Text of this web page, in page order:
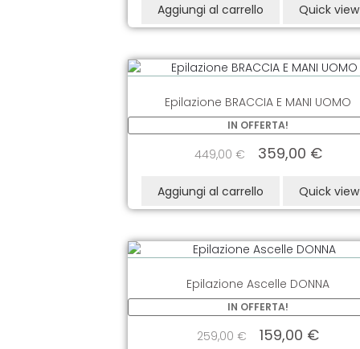
Aggiungi al carrello Quick view
Epilazione BRACCIA E MANI UOMO
IN OFFERTA!
449,00 € 359,00 €
Aggiungi al carrello Quick view
Epilazione Ascelle DONNA
IN OFFERTA!
259,00 € 159,00 €